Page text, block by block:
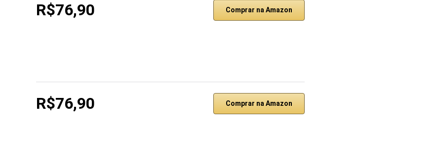
R$76,90 Comprar na Amazon
R$76,90 Comprar na Amazon